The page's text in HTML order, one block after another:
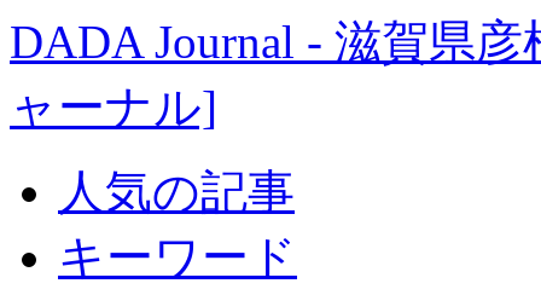
DADA Journal - 滋賀県
ャーナル]
人気の記事
キーワード